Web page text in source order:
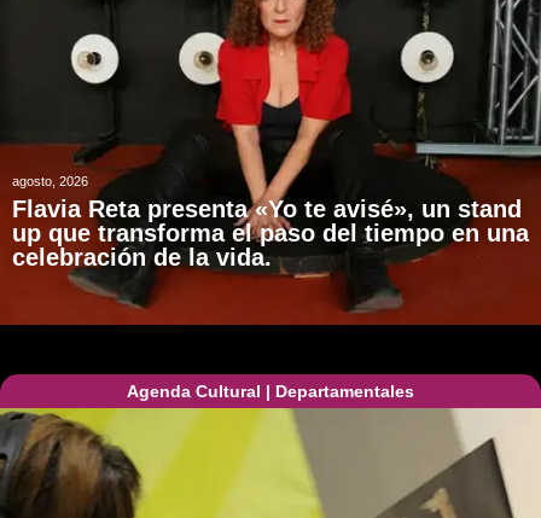
agosto, 2026
Flavia Reta presenta «Yo te avisé», un stand
up que transforma el paso del tiempo en una
celebración de la vida.
Agenda Cultural | Departamentales